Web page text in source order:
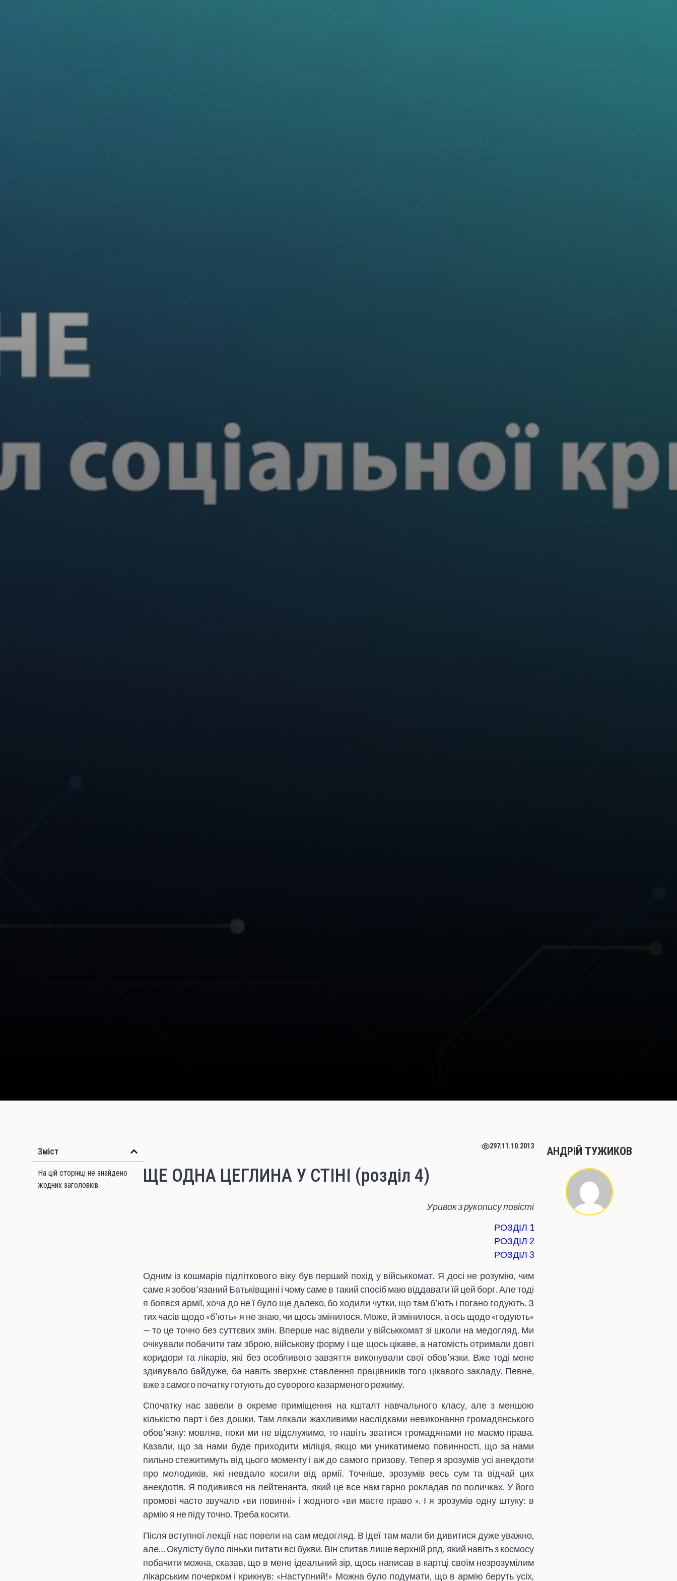
Зміст
На цій сторінці не знайдено
жодних заголовків.
297 11.10.2013
ЩЕ ОДНА ЦЕГЛИНА У СТІНІ (розділ 4)
Уривок з рукопису повісті
РОЗДІЛ 1
РОЗДІЛ 2
РОЗДІЛ 3
Одним із кошмарів підліткового віку був перший похід у військкомат. Я досі не розумію, чим
саме я зобов’язаний Батьківщині і чому саме в такий спосіб маю віддавати їй цей борг. Але тоді
я боявся армії, хоча до не ї було ще далеко, бо ходили чутки, що там б’ють і погано годують. З
тих часів щодо «б’ють» я не знаю, чи щось змінилося. Може, й змінилося, а ось щодо «годують»
— то це точно без суттєвих змін. Вперше нас відвели у військкомат зі школи на медогляд. Ми
очікували побачити там зброю, військову форму і ще щось цікаве, а натомість отримали довгі
коридори та лікарів, які без особливого завзяття виконували свої обов’язки. Вже тоді мене
здивувало байдуже, ба навіть зверхнє ставлення працівників того цікавого закладу. Певне,
вже з самого початку готують до суворого казарменого режиму.
Спочатку нас завели в окреме приміщення на кшталт навчального класу, але з меншою
кількістю парт і без дошки. Там лякали жахливими наслідками невиконання громадянського
обов’язку: мовляв, поки ми не відслужимо, то навіть зватися громадянами не маємо права.
Казали, що за нами буде приходити міліція, якщо ми уникатимемо повинності, що за нами
пильно стежитимуть від цього моменту і аж до самого призову. Тепер я зрозумів усі анекдоти
про молодиків, які невдало косили від армії. Точніше, зрозумів весь сум та відчай цих
анекдотів. Я подивився на лейтенанта, який це все нам гарно рокладав по поличках. У його
промові часто звучало «ви повинні» і жодного «ви маєте право ». І я зрозумів одну штуку: в
армію я не піду точно. Треба косити.
Після вступної лекції нас повели на сам медогляд. В ідеї там мали би дивитися дуже уважно,
але… Окулісту було ліньки питати всі букви. Він спитав лише верхній ряд, який навіть з космосу
побачити можна, сказав, що в мене ідеальний зір, щось написав в картці своїм незрозумілим
лікарським почерком і крикнув: «Наступний!» Можна було подумати, що в армію беруть усіх,
АНДРІЙ ТУЖИКОВ